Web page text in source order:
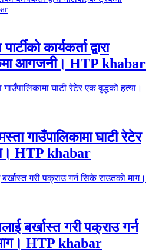
कार्यकर्ता द्वारा
आगजनी। HTP khabar
गाउँपालिकामा घाटी रेटेर
HTP khabar
बर्खास्त गरी पक्राउ गर्न
HTP khabar